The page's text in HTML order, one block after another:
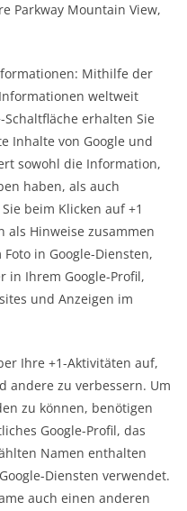
Parkway Mountain View,
Mithilfe der
weltweit
erhalten Sie
Inhalte von Google und
sowohl die Information,
haben, als auch
beim Klicken auf +1
als Hinweise zusammen
in Google-Diensten,
in Ihrem Google-Profil,
und Anzeigen im
Ihre +1-Aktivitäten auf,
andere zu verbessern. Um
zu können, benötigen
Google-Profil, das
Namen enthalten
Diensten verwendet.
auch einen anderen